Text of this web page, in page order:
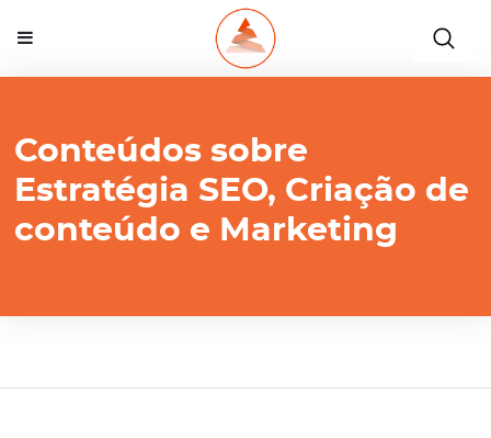
Conteúdos sobre
Estratégia SEO, Criação de
conteúdo e Marketing